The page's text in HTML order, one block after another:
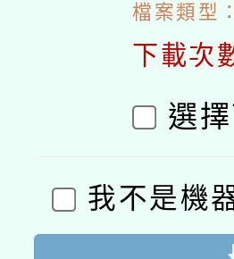
檔案類型
下載次
選
我不是機